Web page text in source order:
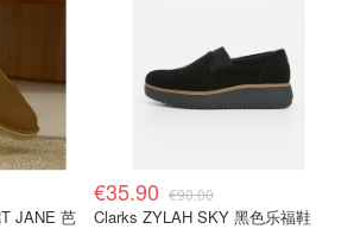
€35.90 €90.00
Clarks ZYLAH SKY 黑色乐福鞋